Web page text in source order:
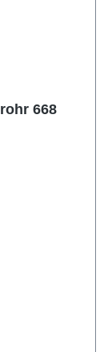
668